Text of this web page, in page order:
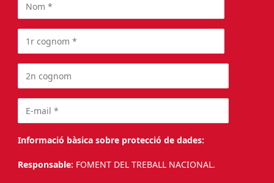
Informació bàsica sobre protecció de dades:
Responsable: FOMENT DEL TREBALL NACIONAL.